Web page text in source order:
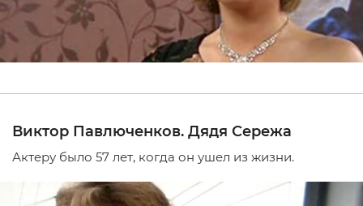
Виктор Павлюченков. Дядя Сережа
Актеру было 57 лет, когда он ушел из жизни.